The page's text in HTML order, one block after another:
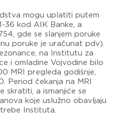
mogu uplatiti putem
36 kod AIK Banke, a
gde se slanjem poruke
poruke je uračunat pdv).
na Institutu za
i omladine Vojvodine bilo
MRI pregleda godišnje,
Period čekanja na MRI
skratiti, a ismanjiće se
koje uslužno obavljaju
Instituta.